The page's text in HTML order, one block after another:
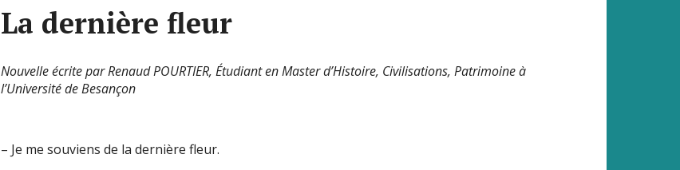
La dernière fleur
Nouvelle écrite par Renaud POURTIER, Étudiant en Master d’Histoire, Civilisations, Patrimoine à
l’Université de Besançon
– Je me souviens de la dernière fleur.